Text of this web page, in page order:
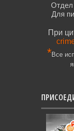
Отдел
Для
При
*Все